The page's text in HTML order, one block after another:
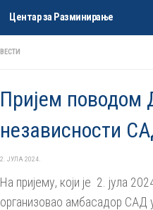
Skip to content
Центар за Разминирање
ВЕСТИ
Пријем поводом
независности
2. ЈУЛА 2024.
На пријему, који је 2. јула
организовао амбасадор САД